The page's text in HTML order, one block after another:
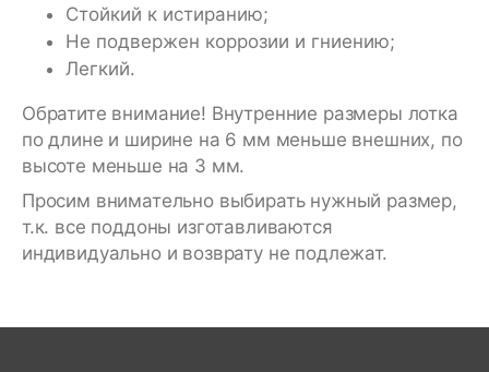
Стойкий к истиранию;
Не подвержен коррозии и гниению;
Легкий.
Обратите внимание! Внутренние размеры лотка
по длине и ширине на 6 мм меньше внешних, по
высоте меньше на 3 мм.
Просим внимательно выбирать нужный размер,
т.к. все поддоны изготавливаются
индивидуально и возврату не подлежат.